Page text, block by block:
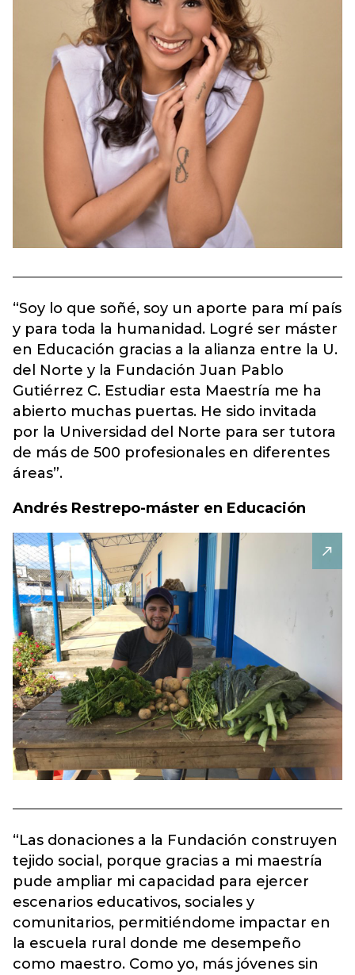
“Soy lo que soñé, soy un aporte para mí país
y para toda la humanidad. Logré ser máster
en Educación gracias a la alianza entre la U.
del Norte y la Fundación Juan Pablo
Gutiérrez C. Estudiar esta Maestría me ha
abierto muchas puertas. He sido invitada
por la Universidad del Norte para ser tutora
de más de 500 profesionales en diferentes
áreas”.
Andrés Restrepo-máster en Educación
“Las donaciones a la Fundación construyen
tejido social, porque gracias a mi maestría
pude ampliar mi capacidad para ejercer
escenarios educativos, sociales y
comunitarios, permitiéndome impactar en
la escuela rural donde me desempeño
como maestro. Como yo, más jóvenes sin